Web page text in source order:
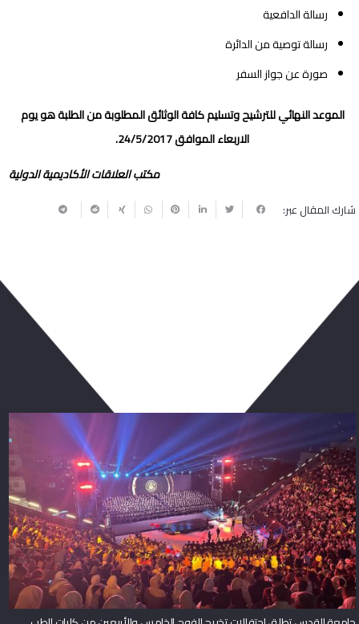
رسالة الدافعية
رسالة توصية من الدائرة
صورة عن جواز السفر
الموعد النهائي للترشيح وتسليم كافة الوثائق المطلوبة من الطلبة هو يوم
الاربعاء الموافق 24/5/2017.
مكتب العلاقات الأكاديمية الدولية
شارك المقال عبر: